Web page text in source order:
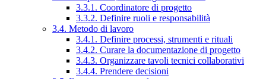
3.3.1. Coordinatore di progetto
3.3.2. Definire ruoli e responsabilità
3.4. Metodo di lavoro
3.4.1. Definire processi, strumenti e rituali
3.4.2. Curare la documentazione di progetto
3.4.3. Organizzare tavoli tecnici collaborativi
3.4.4. Prendere decisioni